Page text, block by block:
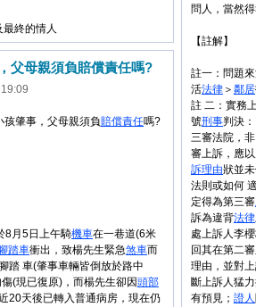
終的情人
問人，當然
【註解】
註一：問題
活法律 ＞ 鄰居
註 二：實務
號刑事判決
三審法院，
審上訴，應
訴理由狀並
法則或如何
定得為第三審
訴為違背法律
處上訴人李
回其在第二
理由，並對
斷上訴人猛
有預見； 證人
父母親須負賠償責任嗎?
孩肇事，父母親須負賠償責任嗎?
8月5日上午騎機車在一巷道(6米
腳踏車衝出，致楊先生緊急煞車而
踏 車(肇事車輛皆倒放於路中
(現已復原)，而楊先生卻因頭部
20天後已轉入普通病房，現在仍